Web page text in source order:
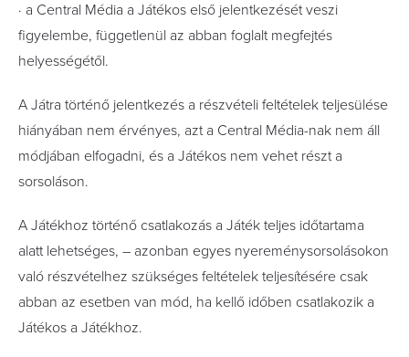
· a Central Média a Játékos első jelentkezését veszi
figyelembe, függetlenül az abban foglalt megfejtés
helyességétől.
A Játra történő jelentkezés a részvételi feltételek teljesülése
hiányában nem érvényes, azt a Central Média-nak nem áll
módjában elfogadni, és a Játékos nem vehet részt a
sorsoláson.
A Játékhoz történő csatlakozás a Játék teljes időtartama
alatt lehetséges, – azonban egyes nyereménysorsolásokon
való részvételhez szükséges feltételek teljesítésére csak
abban az esetben van mód, ha kellő időben csatlakozik a
Játékos a Játékhoz.